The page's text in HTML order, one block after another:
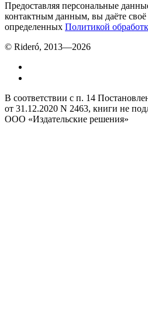
Предоставляя персональные
контактным данным, вы даёте своё
определенных Политикой
© Rideró, 2013—2026
В соответствии с п. 14
от 31.12.2020 N 2463, книги не
ООО «Издательские решения»